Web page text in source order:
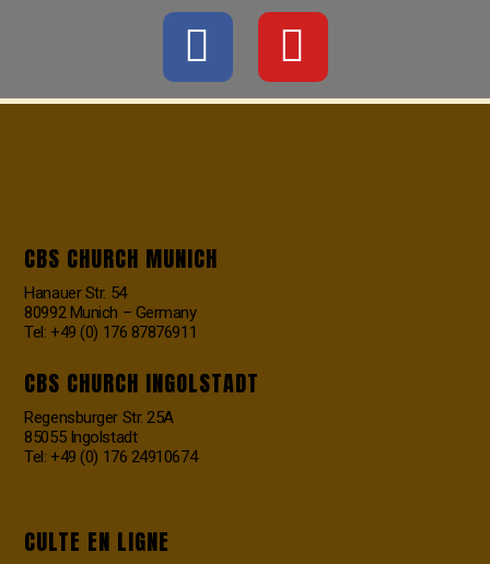
CBS CHURCH MUNICH
Hanauer Str. 54
80992 Munich – Germany
Tel: +49 (0) 176 87876911
CBS CHURCH INGOLSTADT
Regensburger Str. 25A
85055 Ingolstadt
Tel: +49 (0) 176 24910674
CULTE EN LIGNE